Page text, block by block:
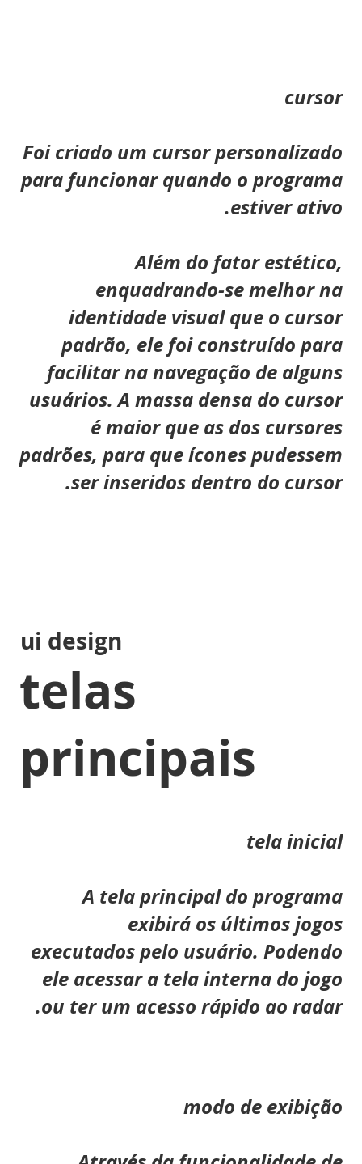
cursor
Foi criado um cursor personalizado
para funcionar quando o programa
estiver ativo.
Além do fator estético,
enquadrando-se melhor na
identidade visual que o cursor
padrão, ele foi construído para
facilitar na navegação de alguns
usuários. A massa densa do cursor
é maior que as dos cursores
padrões, para que ícones pudessem
ser inseridos dentro do cursor.
ui design
telas
principais
tela inicial
A tela principal do programa
exibirá os últimos jogos
executados pelo usuário. Podendo
ele acessar a tela interna do jogo
ou ter um acesso rápido ao radar.
modo de exibição